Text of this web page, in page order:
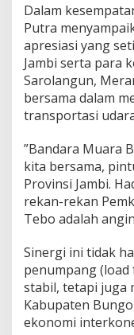
i
​Dalam
Putra
apresiasi yang
Jambi serta para
Sarolangun,
bersama dalam
transportasi
​”Bandara Muara
kita bersama,
Provinsi Jambi.
rekan-rekan
Tebo adalah
Sinergi ini tidak
penumpang
stabil, tetapi juga
Kabupaten
ekonomi